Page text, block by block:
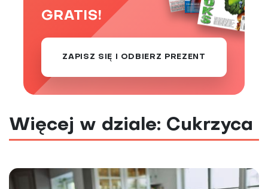
GRATIS!
ZAPISZ SIĘ I ODBIERZ PREZENT
Więcej w dziale: Cukrzyca